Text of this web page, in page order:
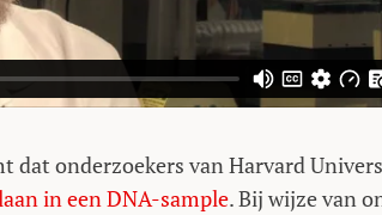
dat onderzoekers van Harvard
in een DNA-sample. Bij wijze van